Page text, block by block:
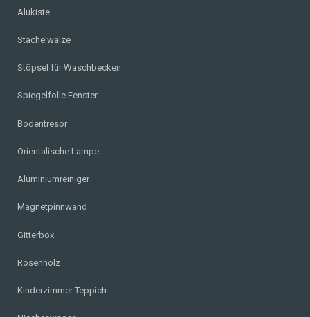
Alukiste
Stachelwalze
Stöpsel für Waschbecken
Spiegelfolie Fenster
Bodentresor
Orientalische Lampe
Aluminiumreiniger
Magnetpinnwand
Gitterbox
Rosenholz
Kinderzimmer Teppich